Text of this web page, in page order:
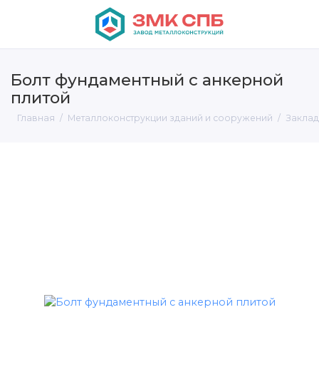
Болт фундаментный с анкерной
плитой
Главная Металлоконструкции зданий и сооружений